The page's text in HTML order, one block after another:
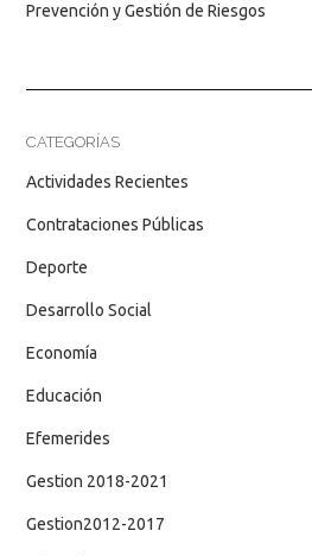
Prevención y Gestión de Riesgos
CATEGORÍAS
Actividades Recientes
Contrataciones Públicas
Deporte
Desarrollo Social
Economía
Educación
Efemerides
Gestion 2018-2021
Gestion2012-2017